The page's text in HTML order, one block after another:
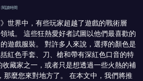
閱讀時間
世界中，有些玩家超越了遊戲的戰術層
域。 這些狂熱愛好者試圖以他們最喜歡的
遊戲服裝。 對許多人來說，選擇的顏色是
紅色手套、刀、槍和帶有深紅色口音的特
藏家之一，或者只是想透過一些火熱的補
那麼您來對地方了。 在本文中，我們將推